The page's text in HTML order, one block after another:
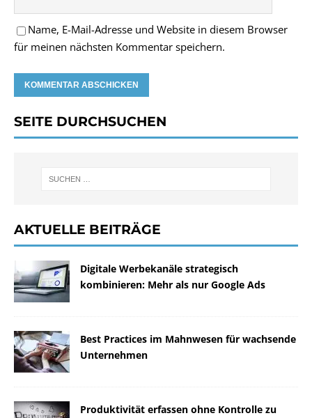
Name, E-Mail-Adresse und Website in diesem Browser
für meinen nächsten Kommentar speichern.
SEITE DURCHSUCHEN
AKTUELLE BEITRÄGE
Digitale Werbekanäle strategisch
kombinieren: Mehr als nur Google Ads
Best Practices im Mahnwesen für wachsende
Unternehmen
Produktivität erfassen ohne Kontrolle zu